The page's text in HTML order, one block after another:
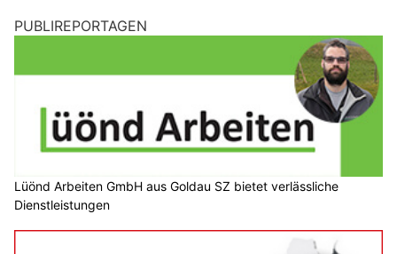
PUBLIREPORTAGEN
Lüönd Arbeiten GmbH aus Goldau SZ bietet verlässliche
Dienstleistungen